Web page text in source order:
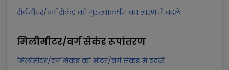
सेंटीमीटर/वर्ग सेकंड को गुरुत्वाकर्षण का त्वरण में बदलें
मिलीमीटर/वर्ग सेकंडरूपांतरण
मिलीमीटर/वर्ग सेकंड को मीटर/वर्ग सेकंड में बदलें